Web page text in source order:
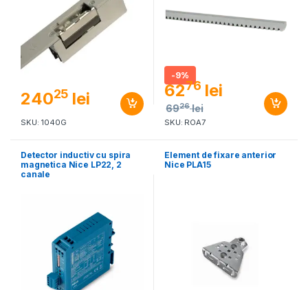
24025 lei
SKU: 1040G
-9%
6276 lei
6926 lei
SKU: ROA7
Detector inductiv cu spira
magnetica Nice LP22, 2
canale
Element de fixare anterior
Nice PLA15